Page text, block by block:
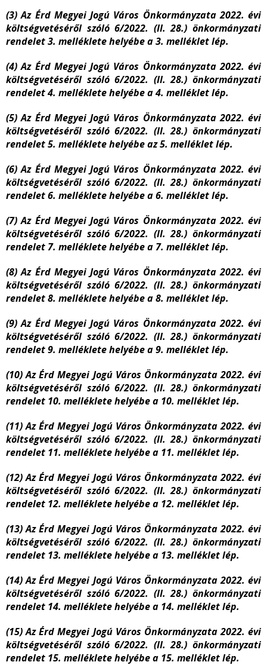
(3) Az Érd Megyei Jogú Város Önkormányzata 2022. évi
költségvetéséről szóló 6/2022. (II. 28.) önkormányzati
rendelet 3. melléklete helyébe a 3. melléklet lép.
(4) Az Érd Megyei Jogú Város Önkormányzata 2022. évi
költségvetéséről szóló 6/2022. (II. 28.) önkormányzati
rendelet 4. melléklete helyébe a 4. melléklet lép.
(5) Az Érd Megyei Jogú Város Önkormányzata 2022. évi
költségvetéséről szóló 6/2022. (II. 28.) önkormányzati
rendelet 5. melléklete helyébe az 5. melléklet lép.
(6) Az Érd Megyei Jogú Város Önkormányzata 2022. évi
költségvetéséről szóló 6/2022. (II. 28.) önkormányzati
rendelet 6. melléklete helyébe a 6. melléklet lép.
(7) Az Érd Megyei Jogú Város Önkormányzata 2022. évi
költségvetéséről szóló 6/2022. (II. 28.) önkormányzati
rendelet 7. melléklete helyébe a 7. melléklet lép.
(8) Az Érd Megyei Jogú Város Önkormányzata 2022. évi
költségvetéséről szóló 6/2022. (II. 28.) önkormányzati
rendelet 8. melléklete helyébe a 8. melléklet lép.
(9) Az Érd Megyei Jogú Város Önkormányzata 2022. évi
költségvetéséről szóló 6/2022. (II. 28.) önkormányzati
rendelet 9. melléklete helyébe a 9. melléklet lép.
(10) Az Érd Megyei Jogú Város Önkormányzata 2022. évi
költségvetéséről szóló 6/2022. (II. 28.) önkormányzati
rendelet 10. melléklete helyébe a 10. melléklet lép.
(11) Az Érd Megyei Jogú Város Önkormányzata 2022. évi
költségvetéséről szóló 6/2022. (II. 28.) önkormányzati
rendelet 11. melléklete helyébe a 11. melléklet lép.
(12) Az Érd Megyei Jogú Város Önkormányzata 2022. évi
költségvetéséről szóló 6/2022. (II. 28.) önkormányzati
rendelet 12. melléklete helyébe a 12. melléklet lép.
(13) Az Érd Megyei Jogú Város Önkormányzata 2022. évi
költségvetéséről szóló 6/2022. (II. 28.) önkormányzati
rendelet 13. melléklete helyébe a 13. melléklet lép.
(14) Az Érd Megyei Jogú Város Önkormányzata 2022. évi
költségvetéséről szóló 6/2022. (II. 28.) önkormányzati
rendelet 14. melléklete helyébe a 14. melléklet lép.
(15) Az Érd Megyei Jogú Város Önkormányzata 2022. évi
költségvetéséről szóló 6/2022. (II. 28.) önkormányzati
rendelet 15. melléklete helyébe a 15. melléklet lép.